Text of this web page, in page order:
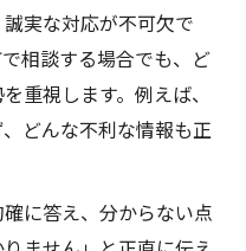
実な対応が不可欠で
相談する場合でも、ど
重視します。例えば、
どんな不利な情報も正
に答え、分からない点